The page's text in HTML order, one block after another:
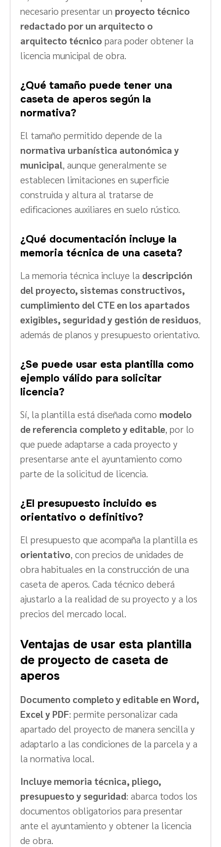
necesario presentar un proyecto técnico
redactado por un arquitecto o
arquitecto técnico para poder obtener la
licencia municipal de obra.
¿Qué tamaño puede tener una
caseta de aperos según la
normativa?
El tamaño permitido depende de la
normativa urbanística autonómica y
municipal, aunque generalmente se
establecen limitaciones en superficie
construida y altura al tratarse de
edificaciones auxiliares en suelo rústico.
¿Qué documentación incluye la
memoria técnica de una caseta?
La memoria técnica incluye la descripción
del proyecto, sistemas constructivos,
cumplimiento del CTE en los apartados
exigibles, seguridad y gestión de residuos,
además de planos y presupuesto orientativo.
¿Se puede usar esta plantilla como
ejemplo válido para solicitar
licencia?
Sí, la plantilla está diseñada como modelo
de referencia completo y editable, por lo
que puede adaptarse a cada proyecto y
presentarse ante el ayuntamiento como
parte de la solicitud de licencia.
¿El presupuesto incluido es
orientativo o definitivo?
El presupuesto que acompaña la plantilla es
orientativo, con precios de unidades de
obra habituales en la construcción de una
caseta de aperos. Cada técnico deberá
ajustarlo a la realidad de su proyecto y a los
precios del mercado local.
Ventajas de usar esta plantilla
de proyecto de caseta de
aperos
Documento completo y editable en Word,
Excel y PDF: permite personalizar cada
apartado del proyecto de manera sencilla y
adaptarlo a las condiciones de la parcela y a
la normativa local.
Incluye memoria técnica, pliego,
presupuesto y seguridad: abarca todos los
documentos obligatorios para presentar
ante el ayuntamiento y obtener la licencia
de obra.